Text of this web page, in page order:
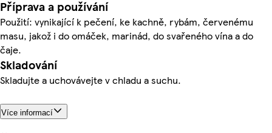
Příprava a používání
Použití: vynikající k pečení, ke kachně, rybám, červenému
masu, jakož i do omáček, marinád, do svařeného vína a do
čaje.
Skladování
Skladujte a uchovávejte v chladu a suchu.
Více informací